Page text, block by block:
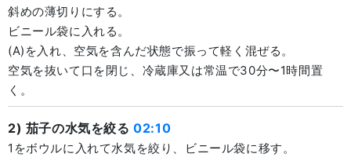
斜めの薄切りにする。
ビニール袋に入れる。
(A)を入れ、空気を含んだ状態で振って軽く混ぜる。
空気を抜いて口を閉じ、冷蔵庫又は常温で30分〜1時間置
く。
2) 茄子の水気を絞る02:10
1をボウルに入れて水気を絞り、ビニール袋に移す。